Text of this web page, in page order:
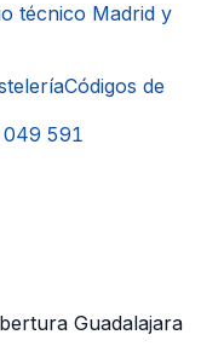
técnico Madrid y
Códigos de
591
Guadalajara